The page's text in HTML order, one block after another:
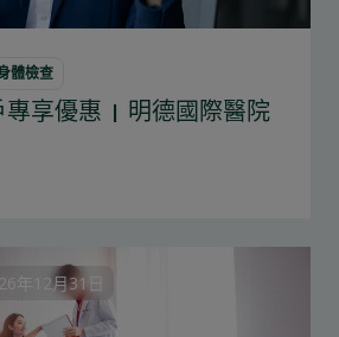
體檢查
專享優惠 | 明德國際醫院
年12月31日